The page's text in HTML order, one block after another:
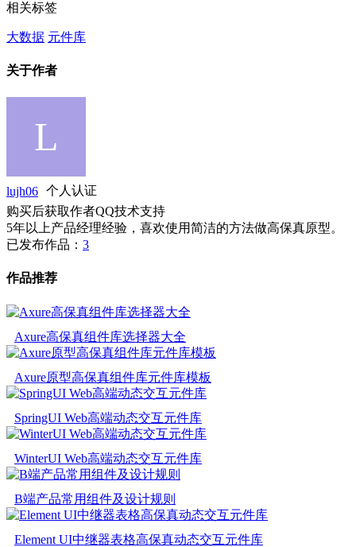
相关标签
大数据 元件库
关于作者
lujh06
个人认证
购买后获取作者QQ技术支持
5年以上产品经理经验，喜欢使用简洁的方法做高保真原型。
已发布作品： 3
作品推荐
Axure高保真组件库选择器大全
Axure原型高保真组件库元件库模板
SpringUI Web高端动态交互元件库
WinterUI Web高端动态交互元件库
B端产品常用组件及设计规则
Element UI中继器表格高保真动态交互元件库